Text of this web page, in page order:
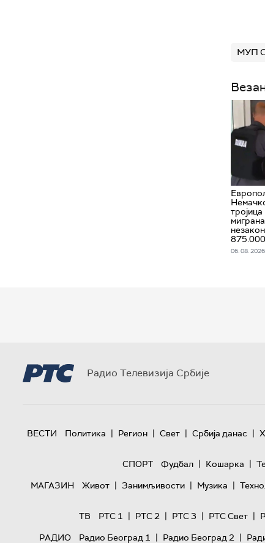
МУП
06. 08. 2026.
Радио Телевизија Србије
ВЕСТИ Политика | Регион | Свет | Србија данас |
СПОРТ
Фудбал | Кошарка |
МАГАЗИН
Живот | Занимљивости | Музика |
ТВ
РТС 1 | РТС 2 | РТС 3 | РТС Свет |
РАДИО
Радио Београд 1 | Радио Београд 2 |